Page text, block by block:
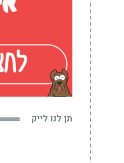
תן לנו לייק